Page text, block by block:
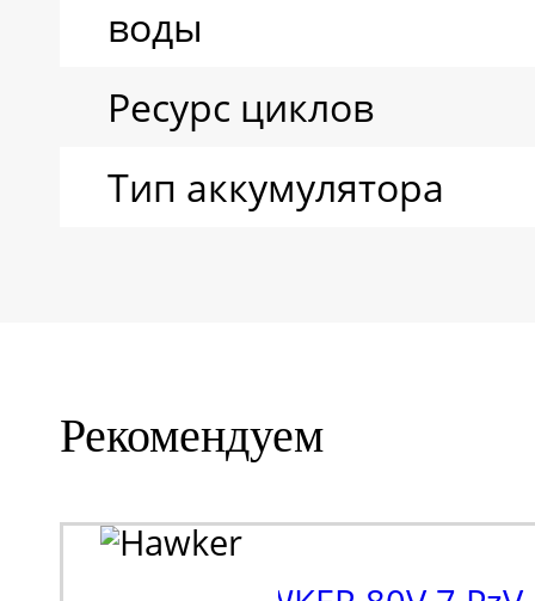
воды
Ресурс циклов
Тип аккумулятора
Рекомендуем